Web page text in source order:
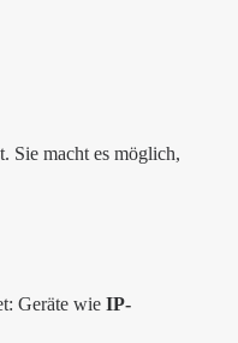
Sie macht es möglich,
Geräte wie IP-